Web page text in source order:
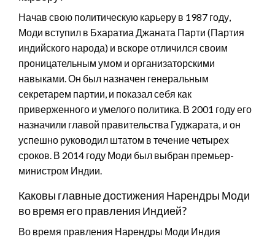
Начав свою политическую карьеру в 1987 году,
Моди вступил в Бхаратиа Джаната Парти (Партия
индийского народа) и вскоре отличился своим
проницательным умом и организаторскими
навыками. Он был назначен генеральным
секретарем партии, и показал себя как
приверженного и умелого политика. В 2001 году его
назначили главой правительства Гуджарата, и он
успешно руководил штатом в течение четырех
сроков. В 2014 году Моди был выбран премьер-
министром Индии.
Каковы главные достижения Нарендры Моди
во время его правления Индией?
Во время правления Нарендры Моди Индия